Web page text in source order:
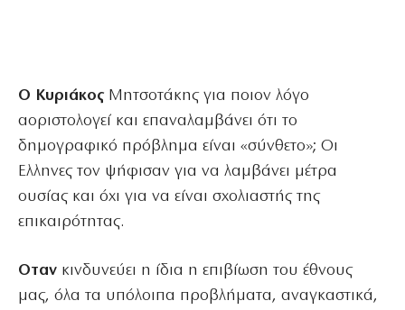
Ο Κυριάκος Μητσοτάκης για ποιον λόγο
αοριστολογεί και επαναλαμβάνει ότι το
δημογραφικό πρόβλημα είναι «σύνθετο»; Οι
Ελληνες τον ψήφισαν για να λαμβάνει μέτρα
ουσίας και όχι για να είναι σχολιαστής της
επικαιρότητας.
Οταν κινδυνεύει η ίδια η επιβίωση του έθνους
μας, όλα τα υπόλοιπα προβλήματα, αναγκαστικά,